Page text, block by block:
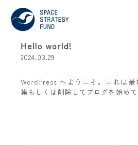
Hello world!
2024.03.29
WordPress へようこそ。これは
集もしくは削除してブログを始め